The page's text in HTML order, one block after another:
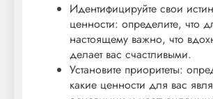
Идентифицируйте свои
ценности: определите, что
настоящему важно, что
делает вас счастливыми.
Установите приоритеты:
какие ценности для вас